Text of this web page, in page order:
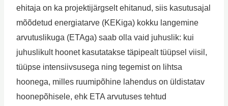
ehitaja on ka projektijärgselt ehitanud, siis kasutusajal
mõõdetud energiatarve (KEKiga) kokku langemine
arvutuslikuga (ETAga) saab olla vaid juhuslik: kui
juhuslikult hoonet kasutatakse täpipealt tüüpsel viisil,
tüüpse intensiivsusega ning tegemist on lihtsa
hoonega, milles ruumipõhine lahendus on üldistatav
hoonepõhisele, ehk ETA arvutuses tehtud